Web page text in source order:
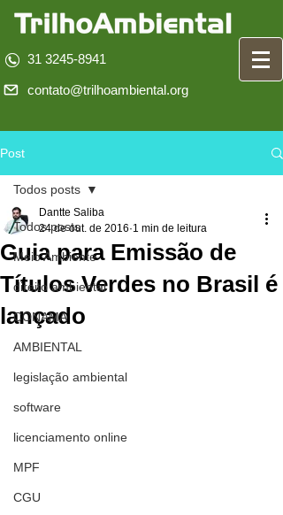
31 3245-8941
contato@trilhoambiental.org
Post
Todos posts
Meio Ambiente
direito ambiental
CONAMA
AMBIENTAL
legislação ambiental
software
licenciamento online
MPF
CGU
Todos posts
Guia para Emissão de
Títulos Verdes no Brasil é
lançado
Dantte Saliba
24 de out. de 2016 1 min de leitura